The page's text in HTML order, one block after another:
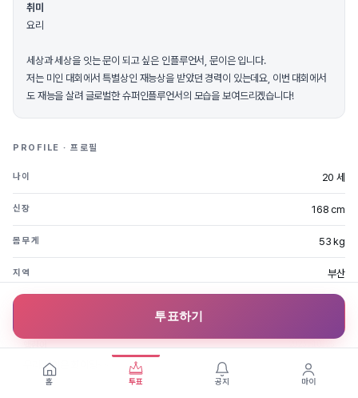
취미
요리
세상과 세상을 잇는 문이 되고 싶은 인플루언서, 문이은 입니다.
저는 미인 대회에서 특별상인 재능상을 받았던 경력이 있는데요, 이번 대회에서
도 재능을 살려 글로벌한 슈퍼인플루언서의 모습을 보여드리겠습니다!
PROFILE · 프로필
나이 20 세
신장 168 cm
몸무게 53 kg
지역 부산
우리 문이은 화이팅~~
투표하기
홈 투표 공지 마이